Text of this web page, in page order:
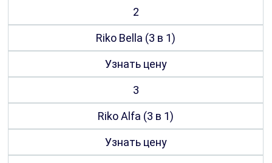
2
Riko Bella (3 в 1)
Узнать цену
3
Riko Alfa (3 в 1)
Узнать цену